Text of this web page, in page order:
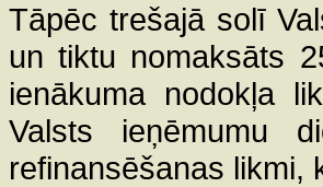
Tāpēc trešajā solī
un tiktu nomaksāts
ienākuma nodokļa
Valsts ieņēmumu
refinansēšanas likmi,